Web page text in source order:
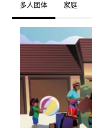
多人团体 家庭